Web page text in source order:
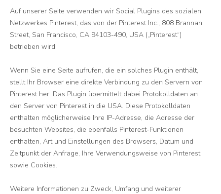
Auf unserer Seite verwenden wir Social Plugins des sozialen
Netzwerkes Pinterest, das von der Pinterest Inc., 808 Brannan
Street, San Francisco, CA 94103-490, USA („Pinterest“)
betrieben wird.
Wenn Sie eine Seite aufrufen, die ein solches Plugin enthält,
stellt Ihr Browser eine direkte Verbindung zu den Servern von
Pinterest her. Das Plugin übermittelt dabei Protokolldaten an
den Server von Pinterest in die USA. Diese Protokolldaten
enthalten möglicherweise Ihre IP-Adresse, die Adresse der
besuchten Websites, die ebenfalls Pinterest-Funktionen
enthalten, Art und Einstellungen des Browsers, Datum und
Zeitpunkt der Anfrage, Ihre Verwendungsweise von Pinterest
sowie Cookies.
Weitere Informationen zu Zweck, Umfang und weiterer